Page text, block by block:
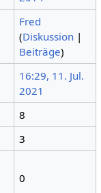
Fred
(Diskussion |
Beiträge)
16:29, 11. Jul.
2021
8
3
0